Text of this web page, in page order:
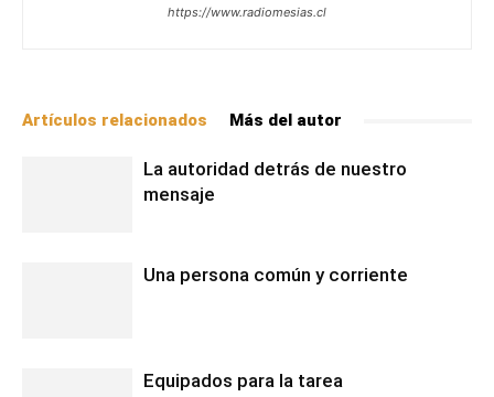
https://www.radiomesias.cl
Artículos relacionados Más del autor
La autoridad detrás de nuestro
mensaje
Una persona común y corriente
Equipados para la tarea